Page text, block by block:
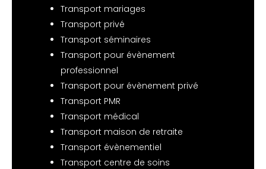
Transport mariages
Transport privé
Transport séminaires
Transport pour évènement
professionnel
Transport pour évènement privé
Transport PMR
Transport médical
Transport maison de retraite
Transport évènementiel
Transport centre de soins